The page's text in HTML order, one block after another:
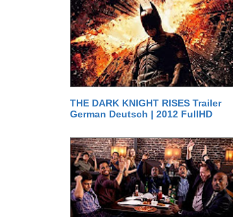
THE DARK KNIGHT RISES Trailer
German Deutsch | 2012 FullHD